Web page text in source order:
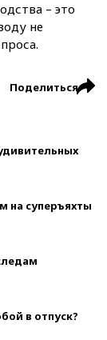
– это
не
Поделиться
на суперъяхты
в отпуск?